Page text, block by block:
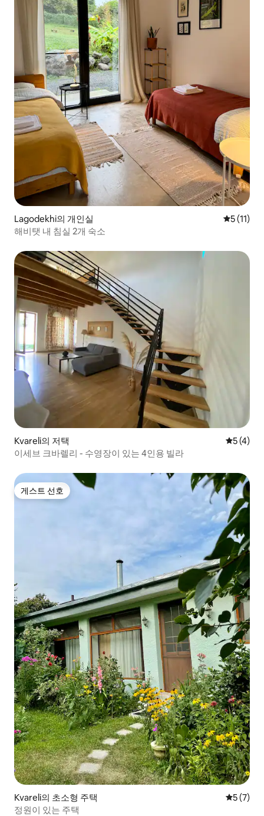
Lagodekhi의 개인실 평점 5점
5 (11)
해비탯 내 침실 2개 숙소
Kvareli의 저택 평점 5점
5 (4)
이세브 크바렐리 - 수영장이 있는 4인용 빌라
게스트 선호
게스트 선호
Kvareli의 초소형 주택 평점 5점
5 (7)
정원이 있는 주택